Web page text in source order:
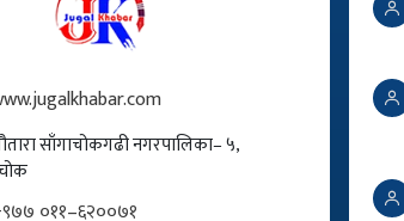
साँगाचोकगढी नगरपालिका– ५,
०११–६२००७१